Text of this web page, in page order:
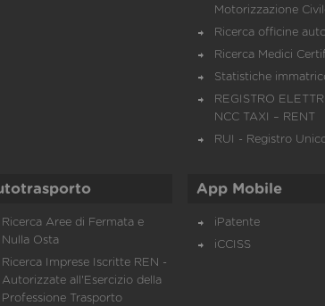
Motorizzazione
Ricerca officine
Ricerca Medici
Statistiche
REGISTRO
NCC TAXI – RENT
RUI - Registro
Ricerca Aree di Fermata e
Nulla Osta
Ricerca Imprese Iscritte REN -
Autorizzate all'Esercizio della
Professione Trasporto
App Mobile
iPatente
iCCISS